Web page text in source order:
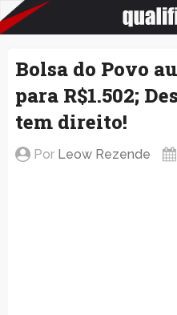
Bolsa do Povo
para R$1.502;
tem direito!
Por Leow Rezende